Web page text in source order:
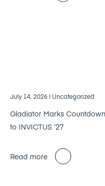
July 14, 2026 | Uncategorized
Gladiator Marks Countdown
to INVICTUS ’27
Read more